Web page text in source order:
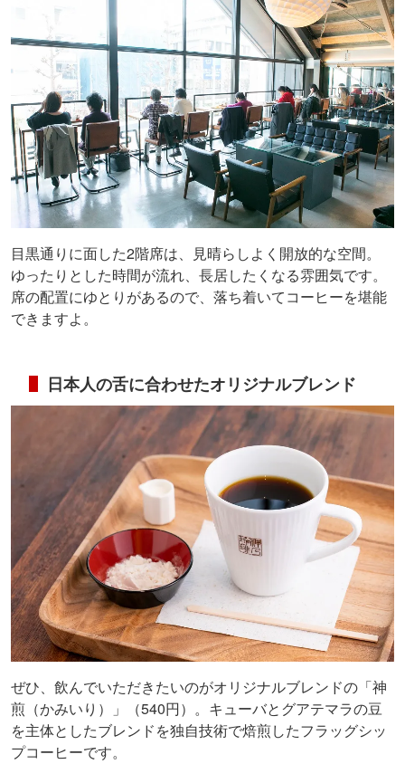
目黒通りに面した2階席は、見晴らしよく開放的な空間。
ゆったりとした時間が流れ、長居したくなる雰囲気です。
席の配置にゆとりがあるので、落ち着いてコーヒーを堪能
できますよ。
日本人の舌に合わせたオリジナルブレンド
ぜひ、飲んでいただきたいのがオリジナルブレンドの「神
煎（かみいり）」（540円）。キューバとグアテマラの豆
を主体としたブレンドを独自技術で焙煎したフラッグシッ
プコーヒーです。